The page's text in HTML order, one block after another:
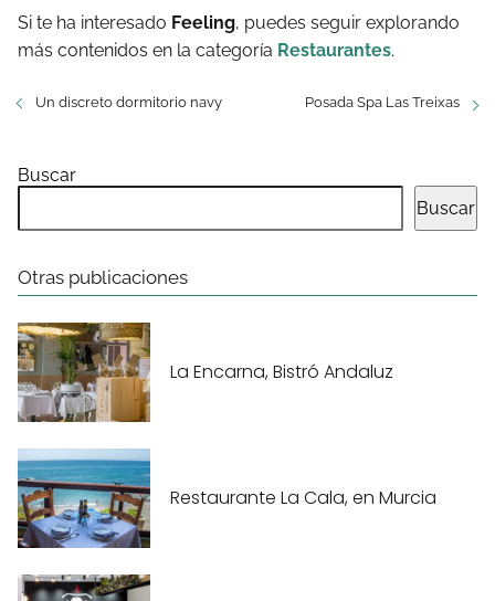
Si te ha interesado Feeling, puedes seguir explorando
más contenidos en la categoría Restaurantes.
Un discreto dormitorio navy Posada Spa Las Treixas
Buscar
Buscar
Otras publicaciones
La Encarna, Bistró Andaluz
Restaurante La Cala, en Murcia